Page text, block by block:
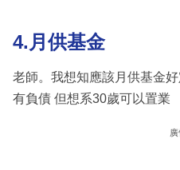
4.月供基金
老師。我想知應該月供基金
有負債 但想系30歲可以置業